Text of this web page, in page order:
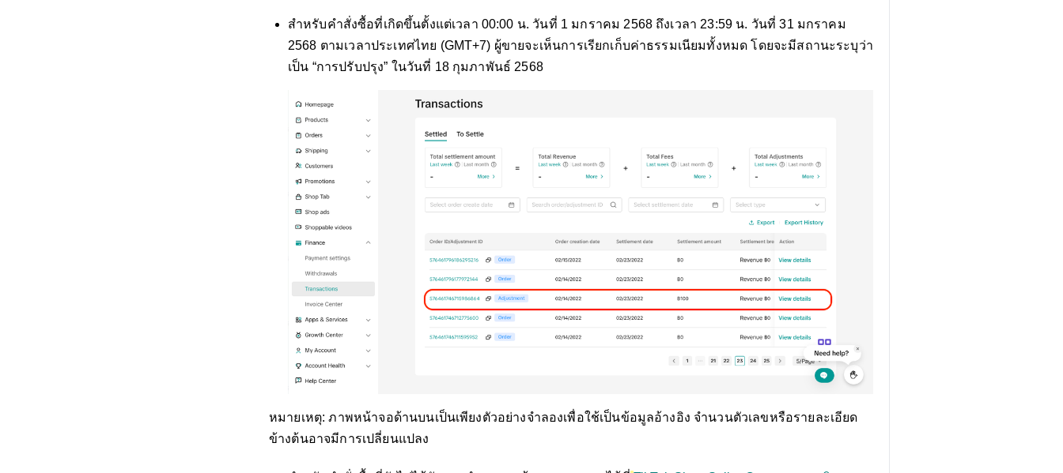
สำหรับคำสั่งซื้อที่เกิดขึ้นตั้งแต่เวลา 00:00 น. วันที่ 1 มกราคม 2568 ถึงเวลา 23:59 น. วันที่ 31 มกราคม
2568 ตามเวลาประเทศไทย (GMT+7) ผู้ขายจะเห็นการเรียกเก็บค่าธรรมเนียมทั้งหมด โดยจะมีสถานะระบุว่า
เป็น “การปรับปรุง” ในวันที่ 18 กุมภาพันธ์ 2568
หมายเหตุ: ภาพหน้าจอด้านบนเป็นเพียงตัวอย่างจำลองเพื่อใช้เป็นข้อมูลอ้างอิง จำนวนตัวเลขหรือรายละเอียด
ข้างต้นอาจมีการเปลี่ยนแปลง